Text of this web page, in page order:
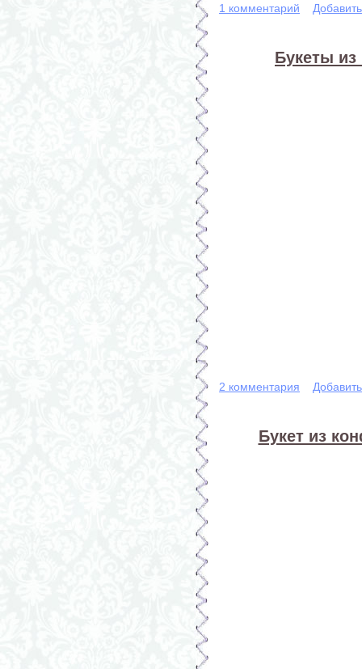
1 комментарий
Букеты из
2 комментария
Букет из